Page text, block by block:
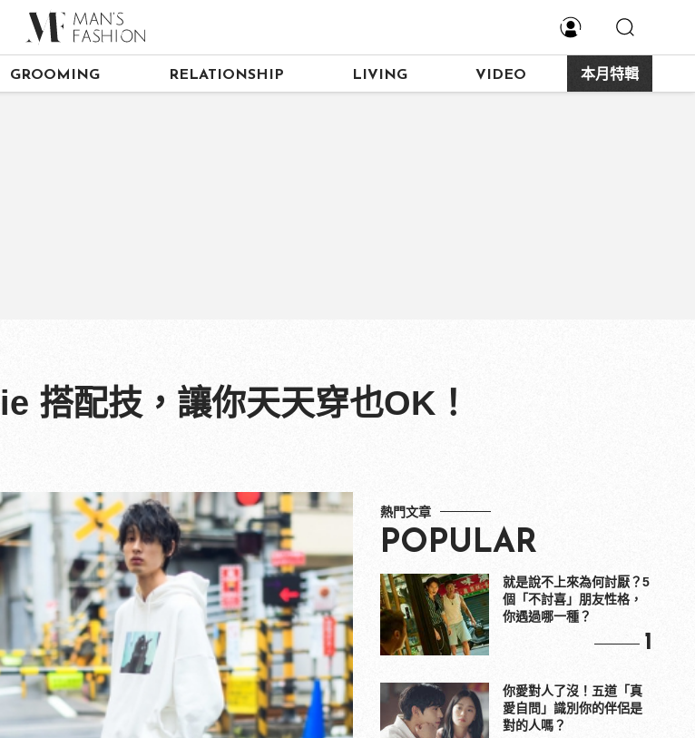
GROOMING RELATIONSHIP LIVING VIDEO 本月特輯
搭配技，讓你天天穿也OK！
熱門文章
POPULAR
就是說不上來為何討厭？5
個「不討喜」朋友性格，
你遇過哪一種？
1
你愛對人了沒！五道「真
愛自問」識別你的伴侶是
對的人嗎？